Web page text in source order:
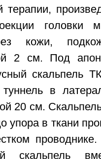
терапии,
головки
кожи,
2 см. Под
скальпель
в
20 см.
упора в ткани
скальпель